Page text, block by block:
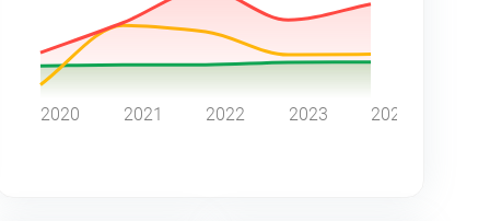
2020 2021 2022 2023 2024